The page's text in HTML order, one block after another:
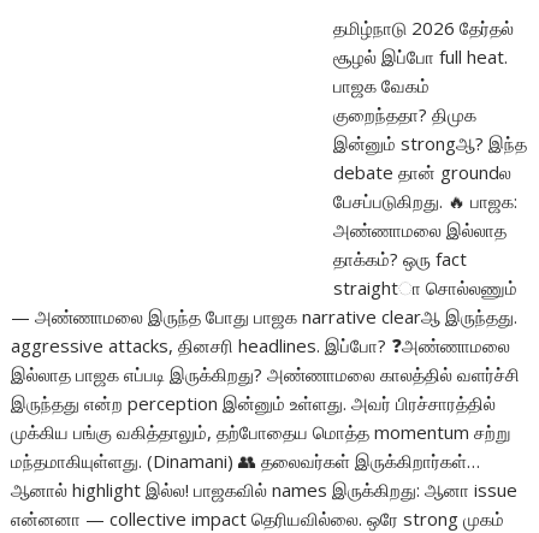
தமிழ்நாடு 2026 தேர்தல்
சூழல் இப்போ full heat.
பாஜக வேகம்
குறைந்ததா? திமுக
இன்னும் strongஆ? இந்த
debate தான் groundல
பேசப்படுகிறது. 🔥 பாஜக:
அண்ணாமலை இல்லாத
தாக்கம்? ஒரு fact
straightா சொல்லணும்
— அண்ணாமலை இருந்த போது பாஜக narrative clearஆ இருந்தது.
aggressive attacks, தினசரி headlines. இப்போ? ❓அண்ணாமலை
இல்லாத பாஜக எப்படி இருக்கிறது? அண்ணாமலை காலத்தில் வளர்ச்சி
இருந்தது என்ற perception இன்னும் உள்ளது. அவர் பிரச்சாரத்தில்
முக்கிய பங்கு வகித்தாலும், தற்போதைய மொத்த momentum சற்று
மந்தமாகியுள்ளது. (Dinamani) 👥 தலைவர்கள் இருக்கிறார்கள்…
ஆனால் highlight இல்ல! பாஜகவில் names இருக்கிறது: ஆனா issue
என்னனா — collective impact தெரியவில்லை. ஒரே strong முகம்